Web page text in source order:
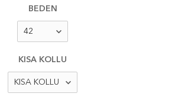
BEDEN
KISA KOLLU